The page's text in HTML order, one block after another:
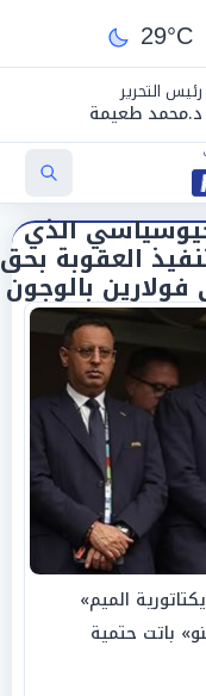
29°C
رئيس التحرير
د.محمد طعيمة
الذي
العقوبة بحق
بالوجون
الميم»
باتت حتمية